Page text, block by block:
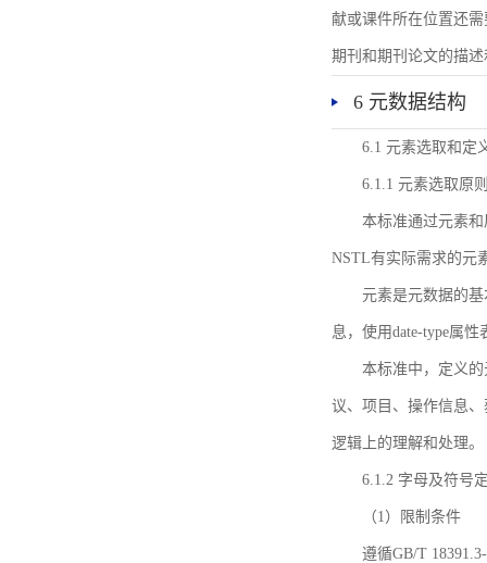
献或课件所在位置还
期刊和期刊论文的描
6 元数据结构
6.1 元素选取和定
6.1.1 元素选取原
本标准通过元素
NSTL有实际需求的元
元素是元数据的
息，使用date-type属
本标准中，定义
议、项目、操作信息
逻辑上的理解和处理。
6.1.2 字母及符号
（1）限制条件
遵循GB/T